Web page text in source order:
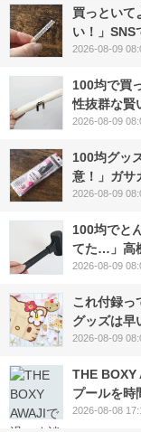
買っといて
い！」SNS
2026-08-09
100均で買
性抜群な賢
2026-08-09
100均グッ
意！」ガサ
2026-08-09
100均でと
てた…」高
2026-08-09
これ付録
グッズは早
2026-08-09
THE BOXY
プールを時
2026-08-08